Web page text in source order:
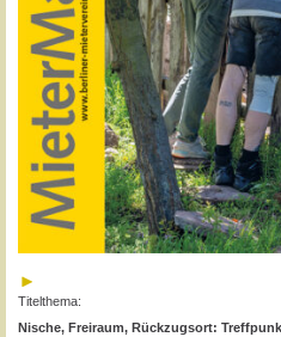
Titelthema:
Nische, Freiraum, Rückzugsort: